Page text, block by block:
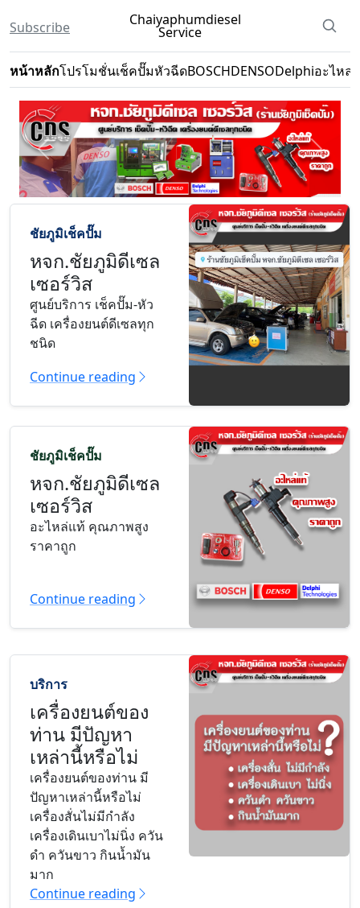
Subscribe Chaiyaphumdiesel
Service
หน้าหลักโปรโมชั่นเช็คปั๊มหัวฉีดBOSCHDENSODelphiอะไหล่
Previous Next
ชัยภูมิเช็คปั๊ม
หจก.ชัยภูมิดีเซล
เซอร์วิส
ศูนย์บริการ เช็คปั๊ม-หัว
ฉีด เครื่องยนต์ดีเซลทุก
ชนิด
Continue reading
ชัยภูมิเช็คปั๊ม
หจก.ชัยภูมิดีเซล
เซอร์วิส
อะไหล่แท้ คุณภาพสูง
ราคาถูก
Continue reading
บริการ
เครื่องยนต์ของ
ท่าน มีปัญหา
เหล่านี้หรือไม่
เครื่องยนต์ของท่าน มี
ปัญหาเหล่านี้หรือไม่
เครื่องสั่นไม่มีกำลัง
เครื่องเดินเบาไม่นิ่ง ควัน
ดำ ควันขาว กินน้ำมัน
มาก
Continue reading